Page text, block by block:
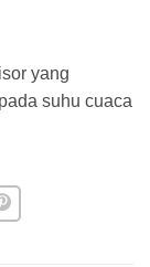
yang
suhu cuaca